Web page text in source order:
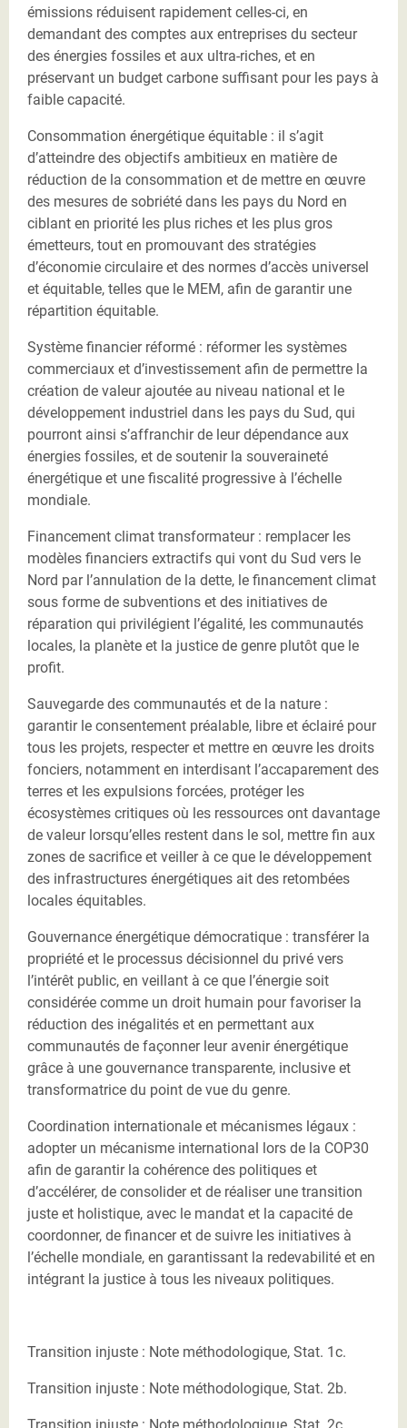
émissions réduisent rapidement celles-ci, en
demandant des comptes aux entreprises du secteur
des énergies fossiles et aux ultra-riches, et en
préservant un budget carbone suffisant pour les pays à
faible capacité.
Consommation énergétique équitable : il s’agit
d’atteindre des objectifs ambitieux en matière de
réduction de la consommation et de mettre en œuvre
des mesures de sobriété dans les pays du Nord en
ciblant en priorité les plus riches et les plus gros
émetteurs, tout en promouvant des stratégies
d’économie circulaire et des normes d’accès universel
et équitable, telles que le MEM, afin de garantir une
répartition équitable.
Système financier réformé : réformer les systèmes
commerciaux et d’investissement afin de permettre la
création de valeur ajoutée au niveau national et le
développement industriel dans les pays du Sud, qui
pourront ainsi s’affranchir de leur dépendance aux
énergies fossiles, et de soutenir la souveraineté
énergétique et une fiscalité progressive à l’échelle
mondiale.
Financement climat transformateur : remplacer les
modèles financiers extractifs qui vont du Sud vers le
Nord par l’annulation de la dette, le financement climat
sous forme de subventions et des initiatives de
réparation qui privilégient l’égalité, les communautés
locales, la planète et la justice de genre plutôt que le
profit.
Sauvegarde des communautés et de la nature :
garantir le consentement préalable, libre et éclairé pour
tous les projets, respecter et mettre en œuvre les droits
fonciers, notamment en interdisant l’accaparement des
terres et les expulsions forcées, protéger les
écosystèmes critiques où les ressources ont davantage
de valeur lorsqu’elles restent dans le sol, mettre fin aux
zones de sacrifice et veiller à ce que le développement
des infrastructures énergétiques ait des retombées
locales équitables.
Gouvernance énergétique démocratique : transférer la
propriété et le processus décisionnel du privé vers
l’intérêt public, en veillant à ce que l’énergie soit
considérée comme un droit humain pour favoriser la
réduction des inégalités et en permettant aux
communautés de façonner leur avenir énergétique
grâce à une gouvernance transparente, inclusive et
transformatrice du point de vue du genre.
Coordination internationale et mécanismes légaux :
adopter un mécanisme international lors de la COP30
afin de garantir la cohérence des politiques et
d’accélérer, de consolider et de réaliser une transition
juste et holistique, avec le mandat et la capacité de
coordonner, de financer et de suivre les initiatives à
l’échelle mondiale, en garantissant la redevabilité et en
intégrant la justice à tous les niveaux politiques.
Transition injuste : Note méthodologique, Stat. 1c.
Transition injuste : Note méthodologique, Stat. 2b.